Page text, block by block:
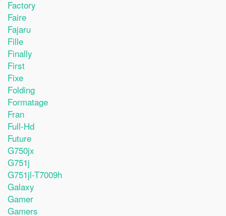
Factory
Faire
Fajaru
Fille
Finally
First
Fixe
Folding
Formatage
Fran
Full-Hd
Future
G750jx
G751j
G751jl-T7009h
Galaxy
Gamer
Gamers